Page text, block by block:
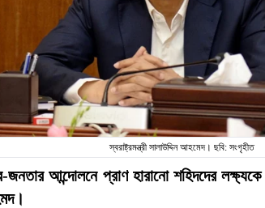
স্বরাষ্ট্রমন্ত্রী সালাউদ্দিন আহমেদ। ছবি: সংগৃহীত
আন্দোলনে প্রাণ হারানো শহিদদের লক্ষ্যকে